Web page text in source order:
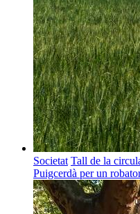
Societat Tall de la
Puigcerdà per un